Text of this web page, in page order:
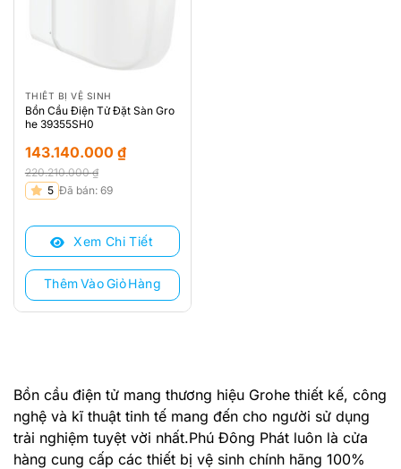
Bồn cầu điện tử mang thương hiệu Grohe thiết kế, công
nghệ và kĩ thuật tinh tế mang đến cho người sử dụng
trải nghiệm tuyệt vời nhất.Phú Đông Phát luôn là cửa
hàng cung cấp các thiết bị vệ sinh chính hãng 100%
THIẾT BỊ VỆ SINH
Bồn Cầu Điện Tử Đặt Sàn Gro
he 39355SH0
220.210.000₫
Giá
là:
220.210.000 ₫.
143.140.000 ₫
Giá
tại
143.140.000 ₫.
5 Đã bán: 69
Xem Chi Tiết
Thêm Vào Giỏ Hàng